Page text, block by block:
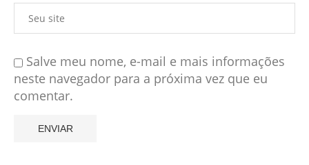
Salve meu nome, e-mail e mais informações
neste navegador para a próxima vez que eu
comentar.